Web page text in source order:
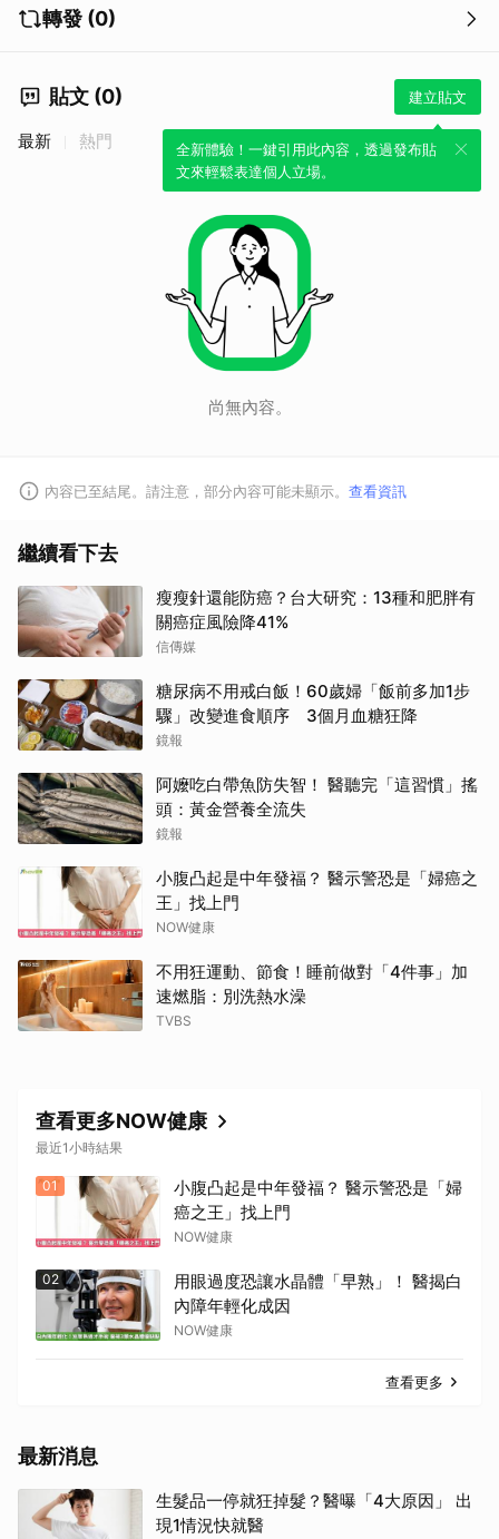
轉發 (0)
貼文 (0) 建立貼文
全新體驗！一鍵引用此內容，透過發布貼
文來輕鬆表達個人立場。
最新 熱門
尚無內容。
內容已至結尾。請注意，部分內容可能未顯示。 查看資訊
繼續看下去
瘦瘦針還能防癌？台大研究：13種和肥胖有
關癌症風險降41%
信傳媒
糖尿病不用戒白飯！60歲婦「飯前多加1步
驟」改變進食順序 3個月血糖狂降
鏡報
阿嬤吃白帶魚防失智！ 醫聽完「這習慣」搖
頭：黃金營養全流失
鏡報
小腹凸起是中年發福？ 醫示警恐是「婦癌之
王」找上門
NOW健康
不用狂運動、節食！睡前做對「4件事」加
速燃脂：別洗熱水澡
TVBS
查看更多NOW健康
最近1小時結果
01
小腹凸起是中年發福？ 醫示警恐是「婦
癌之王」找上門
NOW健康
02
用眼過度恐讓水晶體「早熟」！ 醫揭白
內障年輕化成因
NOW健康
查看更多
最新消息
生髮品一停就狂掉髮？醫曝「4大原因」 出
現1情況快就醫